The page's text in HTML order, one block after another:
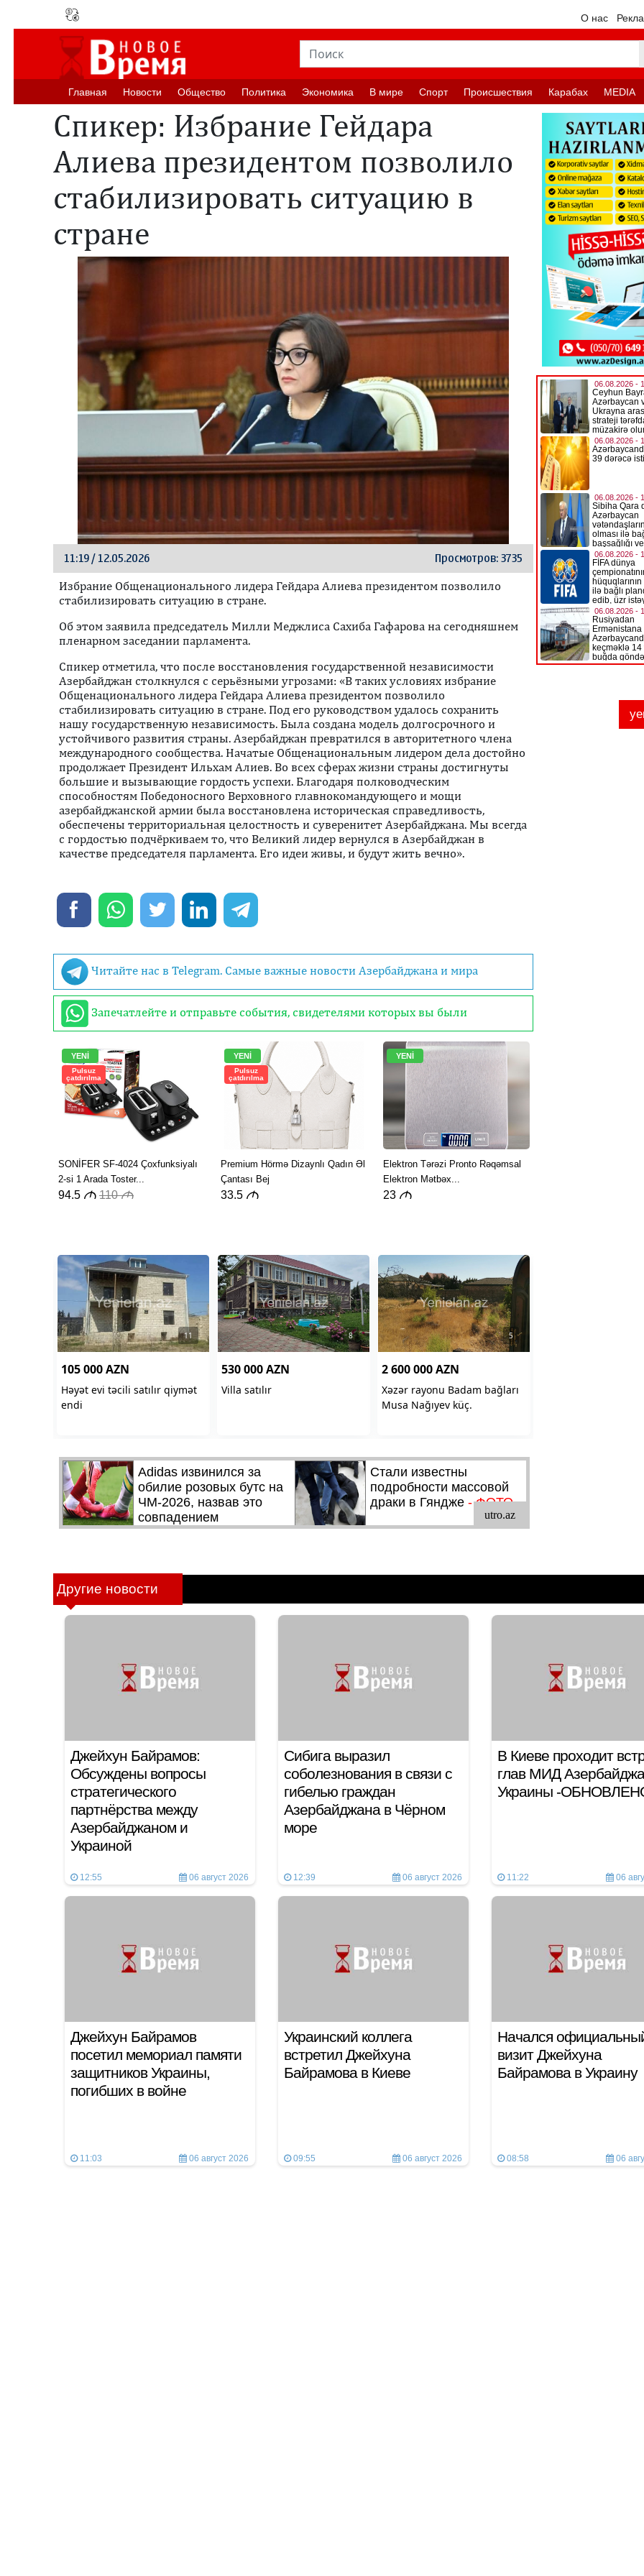
О нас
Главная Новости Oбщество Политика Экономика В мире Спорт Происшествия Карабах MEDIA
Спикер: Избрание Гейдара
Алиева президентом позволило
стабилизировать ситуацию в
стране
11:19 / 12.05.2026 Просмотров: 3735
Избрание Общенационального лидера Гейдара Алиева президентом позволило
стабилизировать ситуацию в стране.
Oб этом заявила председатель Милли Меджлиса Сахиба Гафарова на сегодняшнем
пленарном заседании парламента.
Спикер отметила, что после восстановления государственной независимости
Азербайджан столкнулся с серьёзными угрозами: «В таких условиях избрание
Общенационального лидера Гейдара Алиева президентом позволило
стабилизировать ситуацию в стране. Под его руководством удалось сохранить
нашу государственную независимость. Была создана модель долгосрочного и
устойчивого развития страны. Азербайджан превратился в авторитетного члена
международного сообщества. Начатые Общенациональным лидером дела достойно
продолжает Президент Ильхам Алиев. Во всех сферах жизни страны достигнуты
большие и вызывающие гордость успехи. Благодаря полководческим
способностям Победоносного Верховного главнокомандующего и мощи
азербайджанской армии была восстановлена историческая справедливость,
обеспечены территориальная целостность и суверенитет Азербайджана. Мы всегда
с гордостью подчёркиваем то, что Великий лидер вернулся в Азербайджан в
качестве председателя парламента. Его идеи живы, и будут жить вечно».
Читайте нас в Telegram. Самые важные новости Азербайджана и мира
Запечатлейте и отправьте события, свидетелями которых вы были
Другие новости
Джейхун Байрамов:
Обсуждены вопросы
стратегического
партнёрства между
Азербайджаном и
Украиной
12:55 06 август 2026
Сибига выразил
соболезнования в связи с
гибелью граждан
Азербайджана в Чёрном
море
12:39 06 август 2026
В Киеве проходит
глав МИД
Украины -
11:22 06
Джейхун Байрамов
посетил мемориал памяти
защитников Украины,
погибших в войне
11:03 06 август 2026
Украинский коллега
встретил Джейхуна
Байрамова в Киеве
09:55 06 август 2026
Начался
визит Джейхуна
Байрамова в Украину
08:58 06